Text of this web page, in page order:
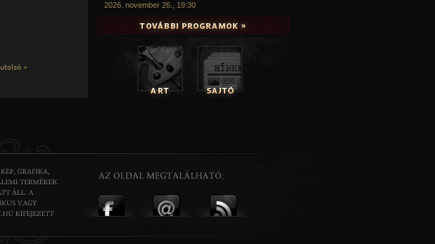
utolsó »
2026. november 26., 19:30